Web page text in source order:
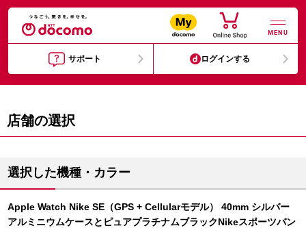
MENU
サポート ログインする
店舗の選択
選択した機種・カラー
Apple Watch Nike SE（GPS + Cellularモデル） 40mm シルバー
アルミニウムケースとピュアプラチナムブラックNikeスポーツバン